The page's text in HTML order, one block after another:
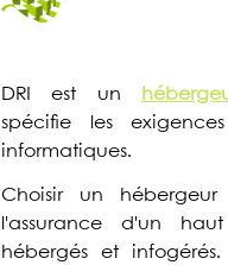
DRI est un
spécifie les
informatiques.
Choisir un
l'assurance d'un
hébergés et infogérés.